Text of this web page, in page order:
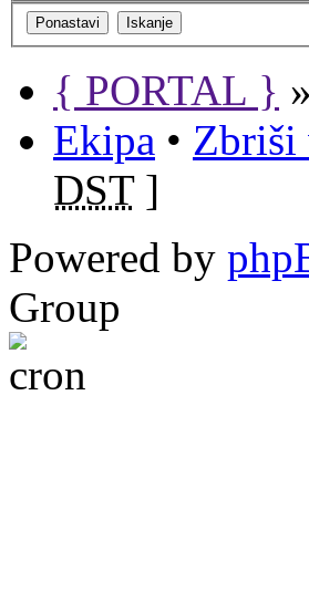
{ PORTAL } »
Ekipa • Zbriši
DST]
Powered by
Group